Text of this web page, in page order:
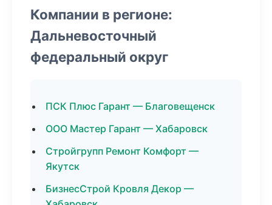
Компании в регионе:
Дальневосточный
федеральный округ
ПСК Плюс Гарант — Благовещенск
ООО Мастер Гарант — Хабаровск
Стройгрупп Ремонт Комфорт —
Якутск
БизнесСтрой Кровля Декор —